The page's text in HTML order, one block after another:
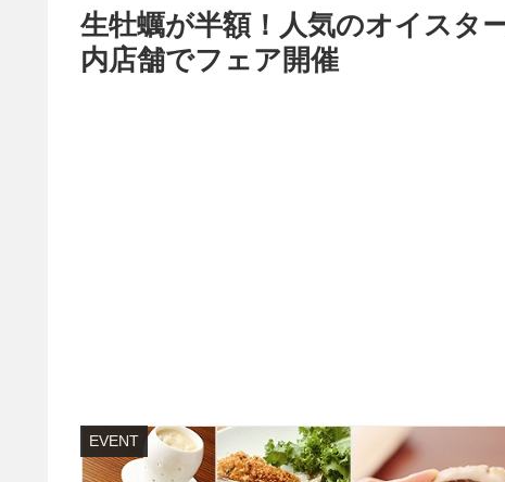
生牡蠣が半額！人気のオイス
内店舗でフェア開催
EVENT